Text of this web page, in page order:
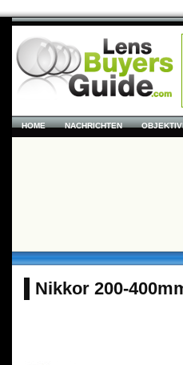
HOME NACHRICHTEN
Nikkor 200-